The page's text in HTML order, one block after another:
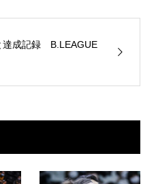
達成記録 B.LEAGUE